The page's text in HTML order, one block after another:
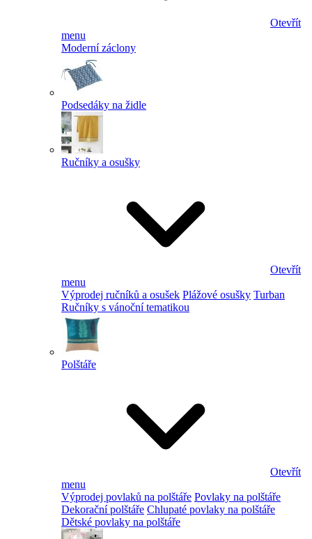
Otevřít
menu
Moderní záclony
Podsedáky na židle
Ručníky a osušky
Otevřít
menu
Výprodej ručníků a osušek Plážové osušky Turban
Ručníky s vánoční tematikou
Polštáře
Otevřít
menu
Výprodej povlaků na polštáře Povlaky na polštáře
Dekorační polštáře Chlupaté povlaky na polštáře
Dětské povlaky na polštáře